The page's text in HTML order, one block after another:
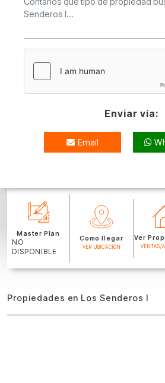
Enviar vía:
Email
Master Plan
NO
DISPONIBLE
Como llegar
VER UBICACIÓN
Ver
VENTAS/
Propiedades en Los Senderos I